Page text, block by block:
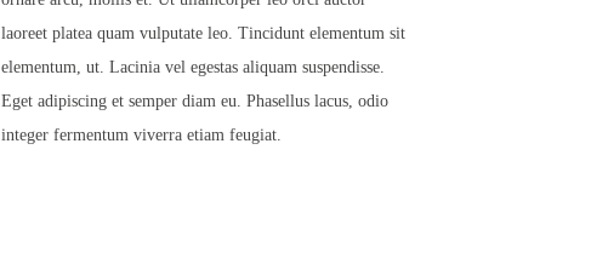
laoreet platea quam vulputate leo. Tincidunt elementum sit
elementum, ut. Lacinia vel egestas aliquam suspendisse.
Eget adipiscing et semper diam eu. Phasellus lacus, odio
integer fermentum viverra etiam feugiat.